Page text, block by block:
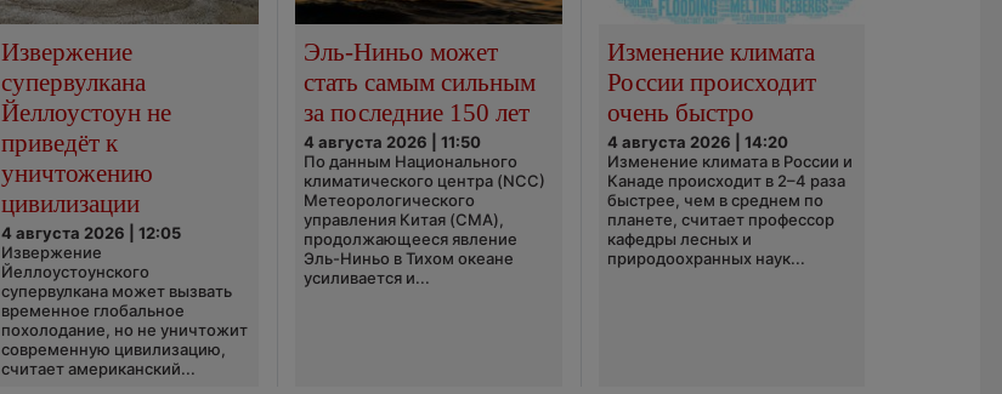
Извержение
супервулкана
Йеллоустоун не
приведёт к
уничтожению
цивилизации
4 августа 2026 | 12:05
Извержение
Йеллоустоунского
супервулкана может вызвать
временное глобальное
похолодание, но не уничтожит
современную цивилизацию,
считает американский...
Эль-Ниньо может
стать самым сильным
за последние 150 лет
4 августа 2026 | 11:50
По данным Национального
климатического центра (NCC)
Метеорологического
управления Китая (CMA),
продолжающееся явление
Эль-Ниньо в Тихом океане
усиливается и...
Изменение климата
России происходит
очень быстро
4 августа 2026 | 14:20
Изменение климата в России и
Канаде происходит в 2–4 раза
быстрее, чем в среднем по
планете, считает профессор
кафедры лесных и
природоохранных наук...